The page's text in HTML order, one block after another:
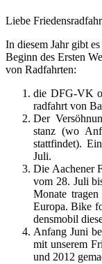
Liebe
In diesem Jahr gibt
Be­ginn des Ers­ten
von Rad­fahr­ten:
die DFG-VK
radfahrt von
Der
stanz (wo
statt­fin­det).
Juli.
Die Aa­che­ner
vom 28. Ju­li
Mo­na­te
Eu­ro­pa. Bike
dens­mo­bil
An­fang Ju­ni
mit unserem
und 2012